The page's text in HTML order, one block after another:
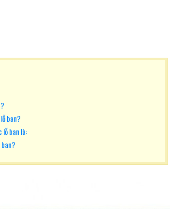
ban?
lỗ ban là: